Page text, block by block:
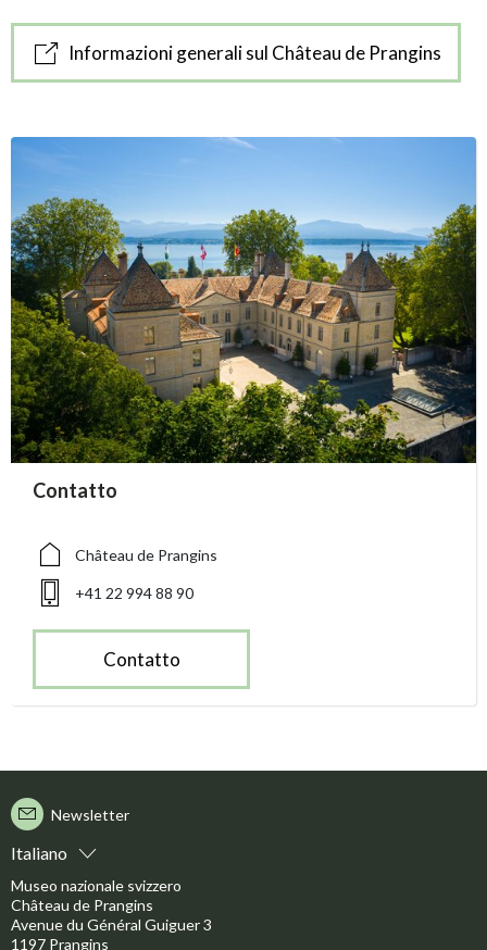
Informazioni generali sul Château de Prangins
accessibility.sr-only.person_card_info
Contatto
accessibility.sr-only.museum
Château de Prangins
accessibility.sr-only.phone
+41 22 994 88 90
Contatto
Italiano
Newsletter
Museo nazionale svizzero
Château de Prangins
Avenue du Général Guiguer 3
1197 Prangins